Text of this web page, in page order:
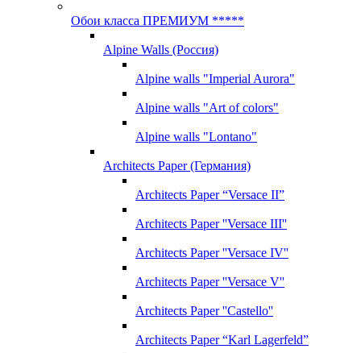
Обои класса ПРЕМИУМ *****
Alpine Walls (Россия)
Alpine walls "Imperial Aurora"
Alpine walls "Art of colors"
Alpine walls "Lontano"
Architects Paper (Германия)
Architects Paper “Versace II”
Architects Paper ''Versace III''
Architects Paper ''Versace IV''
Architects Paper ''Versace V''
Architects Paper ''Castello''
Architects Paper “Karl Lagerfeld”